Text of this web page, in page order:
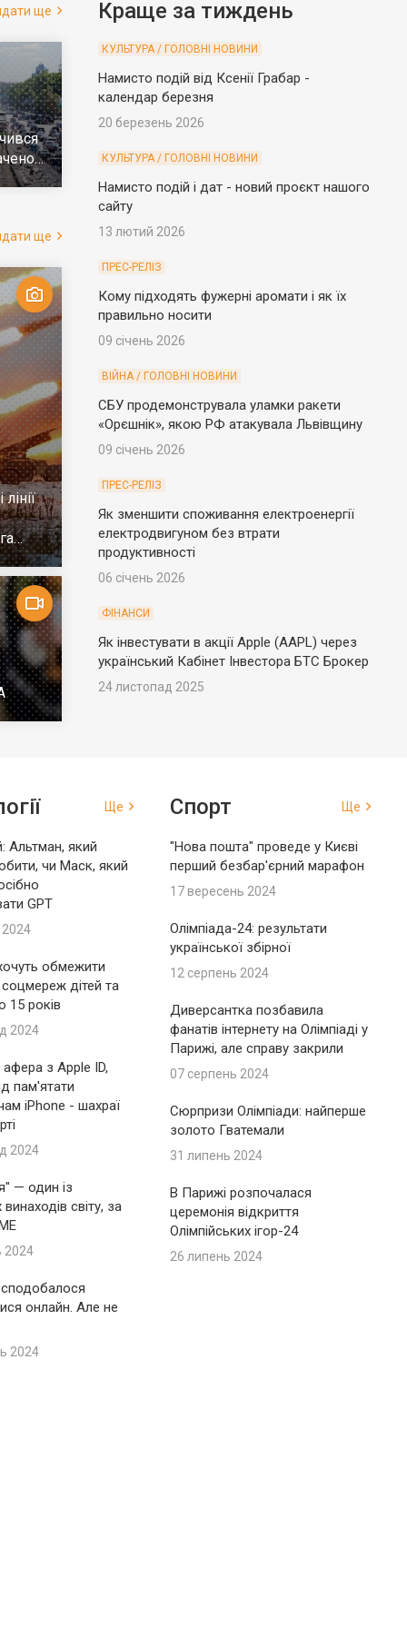
ще
ще
Краще за тиждень
КУЛЬТУРА / ГОЛОВНІ НОВИНИ
Намисто подій від Ксенії Грабар -
календар березня
20 березень 2026
КУЛЬТУРА / ГОЛОВНІ НОВИНИ
Намисто подій і дат - новий проєкт нашого
сайту
13 лютий 2026
ПРЕС-РЕЛІЗ
Кому підходять фужерні аромати і як їх
правильно носити
09 січень 2026
ВІЙНА / ГОЛОВНІ НОВИНИ
СБУ продемонструвала уламки ракети
«Орєшнік», якою РФ атакувала Львівщину
09 січень 2026
ПРЕС-РЕЛІЗ
Як зменшити споживання електроенергії
електродвигуном без втрати
продуктивності
06 січень 2026
ФІНАНСИ
Як інвестувати в акції Apple (AAPL) через
український Кабінет Інвестора БТС Брокер
24 листопад 2025
Ще
Альтман, який
чи Маск, який
GPT
2024
обмежити
дітей та
15 років
2024
з Apple ID,
пам'ятати
iPhone - шахраї
2024
— один із
світу, за
2024
онлайн. Але не
2024
Спорт Ще
"Нова пошта" проведе у Києві
перший безбар'єрний марафон
17 вересень 2024
Олімпіада-24: результати
української збірної
12 серпень 2024
Диверсантка позбавила
фанатів інтернету на Олімпіаді у
Парижі, але справу закрили
07 серпень 2024
Сюрпризи Олімпіади: найперше
золото Гватемали
31 липень 2024
В Парижі розпочалася
церемонія відкриття
Олімпійських ігор-24
26 липень 2024